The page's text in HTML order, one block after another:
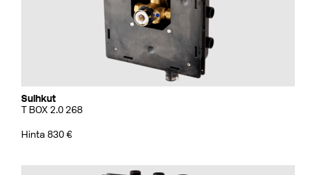
Suihkut
T BOX 2.0 268
Hinta 830 €